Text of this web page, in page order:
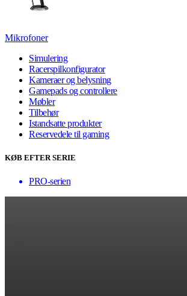
Mikrofoner
Simulering
Racerspilkonfigurator
Kameraer og belysning
Gamepads og controllere
Møbler
Tilbehør
Istandsatte produkter
Reservedele til gaming
KØB EFTER SERIE
PRO-serien